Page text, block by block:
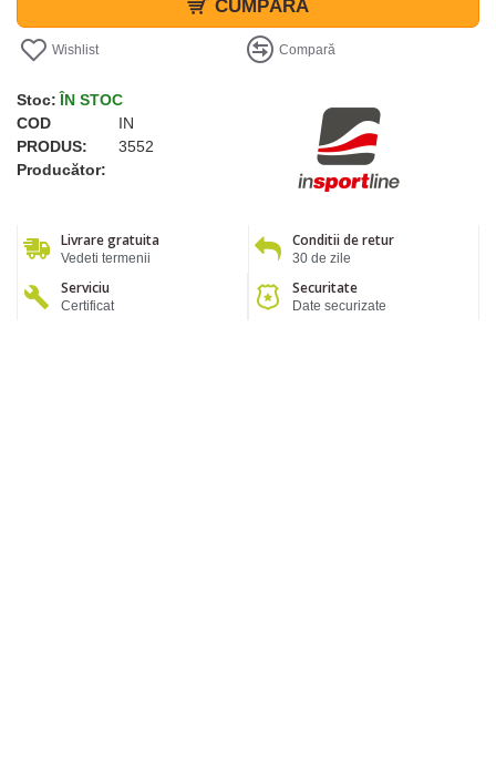
CUMPĂRA
Wishlist Compară
Stoc: ÎN STOC
COD
PRODUS:
IN
3552
Producător:
Livrare gratuita
Vedeti termenii
Conditii de retur
30 de zile
Serviciu
Certificat
Securitate
Date securizate